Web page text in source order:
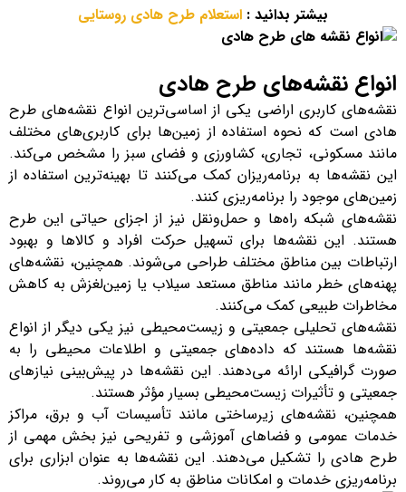
بیشتر بدانید : استعلام طرح هادی روستایی
انواع نقشه‌های طرح هادی
نقشه‌های کاربری اراضی یکی از اساسی‌ترین انواع نقشه‌های طرح
هادی است که نحوه استفاده از زمین‌ها برای کاربری‌های مختلف
مانند مسکونی، تجاری، کشاورزی و فضای سبز را مشخص می‌کند.
این نقشه‌ها به برنامه‌ریزان کمک می‌کنند تا بهینه‌ترین استفاده از
زمین‌های موجود را برنامه‌ریزی کنند.
نقشه‌های شبکه راه‌ها و حمل‌ونقل نیز از اجزای حیاتی این طرح
هستند. این نقشه‌ها برای تسهیل حرکت افراد و کالاها و بهبود
ارتباطات بین مناطق مختلف طراحی می‌شوند. همچنین، نقشه‌های
پهنه‌های خطر مانند مناطق مستعد سیلاب یا زمین‌لغزش به کاهش
مخاطرات طبیعی کمک می‌کنند.
نقشه‌های تحلیلی جمعیتی و زیست‌محیطی نیز یکی دیگر از انواع
نقشه‌ها هستند که داده‌های جمعیتی و اطلاعات محیطی را به
صورت گرافیکی ارائه می‌دهند. این نقشه‌ها در پیش‌بینی نیازهای
جمعیتی و تأثیرات زیست‌محیطی بسیار مؤثر هستند.
همچنین، نقشه‌های زیرساختی مانند تأسیسات آب و برق، مراکز
خدمات عمومی و فضاهای آموزشی و تفریحی نیز بخش مهمی از
طرح هادی را تشکیل می‌دهند. این نقشه‌ها به عنوان ابزاری برای
برنامه‌ریزی خدمات و امکانات مناطق به کار می‌روند.